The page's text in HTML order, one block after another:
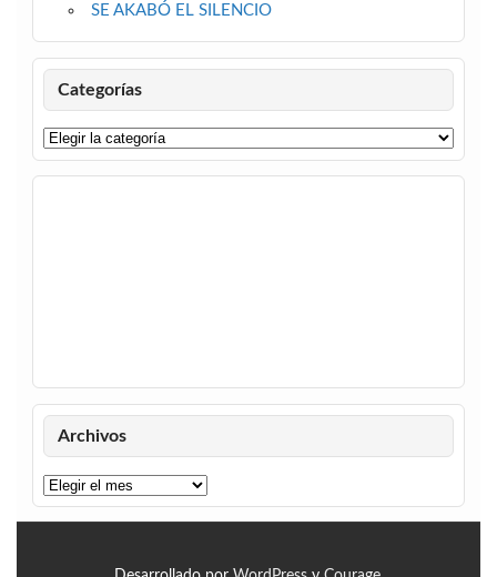
SE AKABÓ EL SILENCIO
Categorías
Categorías
Archivos
Archivos